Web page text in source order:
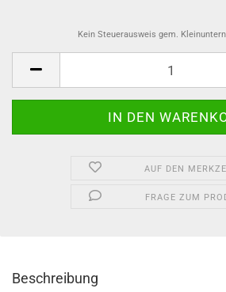
Kein Steuerausweis gem.
AUF DEN
FRAGE ZUM
Beschreibung